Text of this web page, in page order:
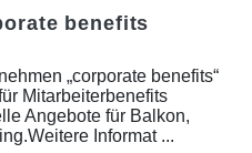
benefits
„corporate benefits“
Mitarbeiterbenefits
Angebote für Balkon,
Informat ...